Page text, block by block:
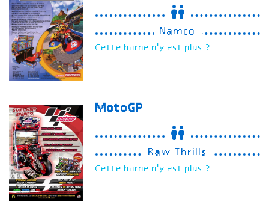
Namco
Cette borne n'y est plus ?
MotoGP
Raw Thrills
Cette borne n'y est plus ?